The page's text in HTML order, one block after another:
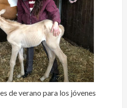
de verano para los jóvenes